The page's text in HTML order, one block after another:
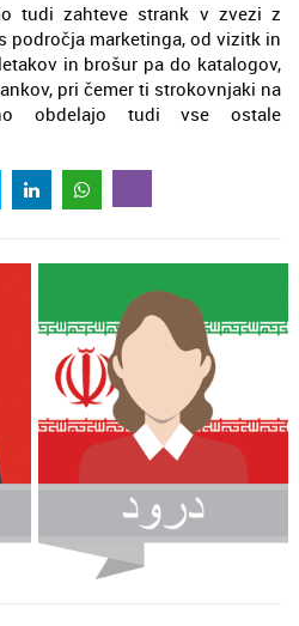
tudi zahteve strank v zvezi z
področja marketinga, od vizitk in
in brošur pa do katalogov,
pri čemer ti strokovnjaki na
obdelajo tudi vse ostale